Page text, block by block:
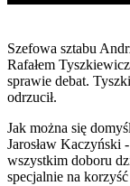
Szefowa sztabu
Rafałem
sprawie debat.
odrzucił.
Jak można się
Jarosław Kaczyński
wszystkim doboru
specjalnie na